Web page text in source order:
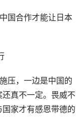
国合作才能让日本
压，一边是中国的
真不一定。畏威不
家才有感恩带德的